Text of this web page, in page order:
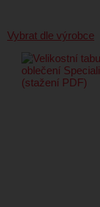
Vybrat dle výrobce